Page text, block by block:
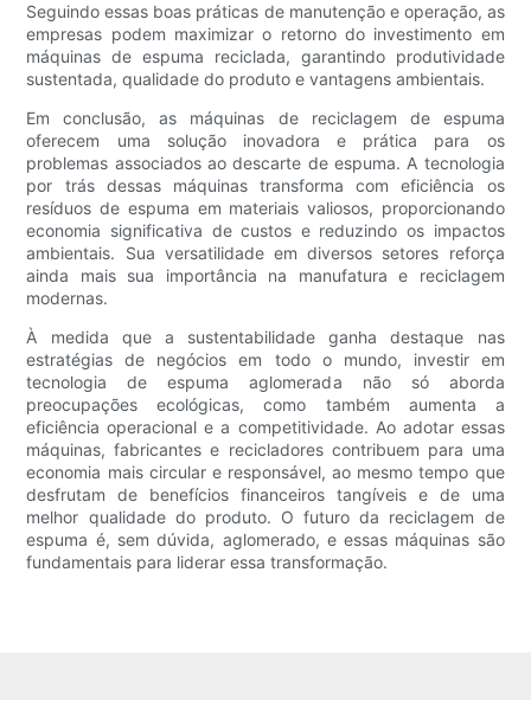
Seguindo essas boas práticas de manutenção e operação, as
empresas podem maximizar o retorno do investimento em
máquinas de espuma reciclada, garantindo produtividade
sustentada, qualidade do produto e vantagens ambientais.
Em conclusão, as máquinas de reciclagem de espuma
oferecem uma solução inovadora e prática para os
problemas associados ao descarte de espuma. A tecnologia
por trás dessas máquinas transforma com eficiência os
resíduos de espuma em materiais valiosos, proporcionando
economia significativa de custos e reduzindo os impactos
ambientais. Sua versatilidade em diversos setores reforça
ainda mais sua importância na manufatura e reciclagem
modernas.
À medida que a sustentabilidade ganha destaque nas
estratégias de negócios em todo o mundo, investir em
tecnologia de espuma aglomerada não só aborda
preocupações ecológicas, como também aumenta a
eficiência operacional e a competitividade. Ao adotar essas
máquinas, fabricantes e recicladores contribuem para uma
economia mais circular e responsável, ao mesmo tempo que
desfrutam de benefícios financeiros tangíveis e de uma
melhor qualidade do produto. O futuro da reciclagem de
espuma é, sem dúvida, aglomerado, e essas máquinas são
fundamentais para liderar essa transformação.